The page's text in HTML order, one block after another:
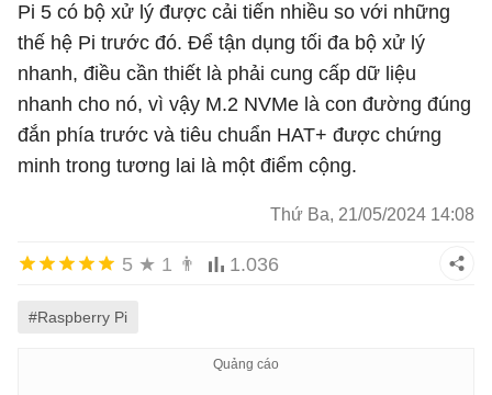
Pi 5 có bộ xử lý được cải tiến nhiều so với những
thế hệ Pi trước đó. Để tận dụng tối đa bộ xử lý
nhanh, điều cần thiết là phải cung cấp dữ liệu
nhanh cho nó, vì vậy M.2 NVMe là con đường đúng
đắn phía trước và tiêu chuẩn HAT+ được chứng
minh trong tương lai là một điểm cộng.
Thứ Ba, 21/05/2024 14:08
5 ★ 1 👨 1.036
#Raspberry Pi